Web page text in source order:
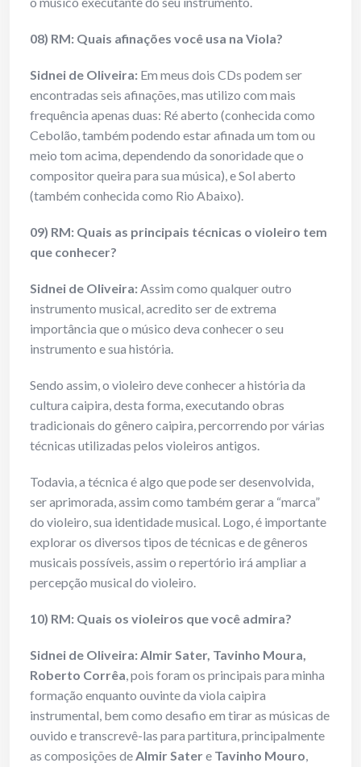
08) RM: Quais afinações você usa na Viola?
Sidnei de Oliveira: Em meus dois CDs podem ser
encontradas seis afinações, mas utilizo com mais
frequência apenas duas: Ré aberto (conhecida como
Cebolão, também podendo estar afinada um tom ou
meio tom acima, dependendo da sonoridade que o
compositor queira para sua música), e Sol aberto
(também conhecida como Rio Abaixo).
09) RM: Quais as principais técnicas o violeiro tem
que conhecer?
Sidnei de Oliveira:Assim como qualquer outro
instrumento musical, acredito ser de extrema
importância que o músico deva conhecer o seu
instrumento e sua história.
Sendo assim, o violeiro deve conhecer a história da
cultura caipira, desta forma, executando obras
tradicionais do gênero caipira, percorrendo por várias
técnicas utilizadas pelos violeiros antigos.
Todavia, a técnica é algo que pode ser desenvolvida,
ser aprimorada, assim como também gerar a “marca”
do violeiro, sua identidade musical. Logo, é importante
explorar os diversos tipos de técnicas e de gêneros
musicais possíveis, assim o repertório irá ampliar a
percepção musical do violeiro.
10) RM: Quais os violeiros que você admira?
Sidnei de Oliveira:Almir Sater, Tavinho Moura,
Roberto Corrêa, pois foram os principais para minha
formação enquanto ouvinte da viola caipira
instrumental, bem como desafio em tirar as músicas de
ouvido e transcrevê-las para partitura, principalmente
as composições deAlmir Satere Tavinho Mouro,